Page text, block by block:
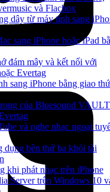
và Flacbox
dây từ máy tính sang
sang iPhone hoặc iPad
đám mây và kết nối với
Evertag
sang iPhone bằng giao
của Bluesound
và nghe nhạc ngoại
dụng bên thứ ba khỏi tài
khi phát nhạc trên iPhone
Server trên Windows 10